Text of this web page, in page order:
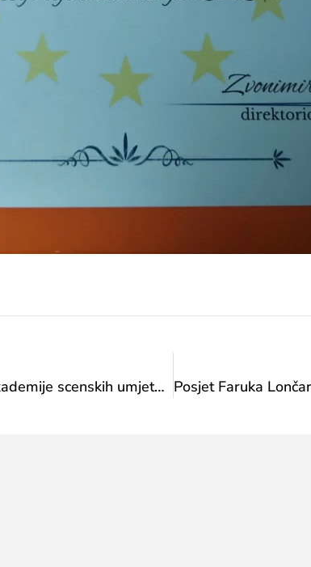
Posjet Faruka Lončarevića, dekana Akademije scenskih umjetnosti u Sarajevu